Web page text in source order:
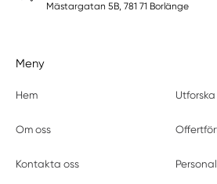
Mästargatan 5B, 781 71 Borlänge
Meny
Hem Utforska
Om oss
Kontakta oss Personal